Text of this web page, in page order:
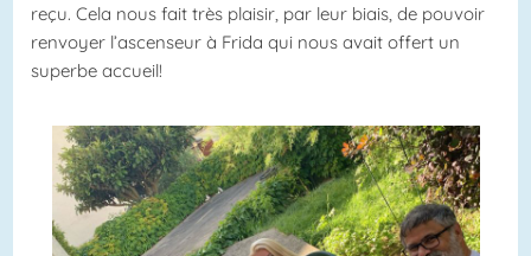
reçu. Cela nous fait très plaisir, par leur biais, de pouvoir
renvoyer l’ascenseur à Frida qui nous avait offert un
superbe accueil!